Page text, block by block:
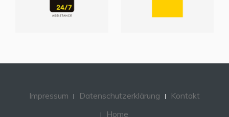
Impressum Datenschutzerklärung
Kontakt
Home